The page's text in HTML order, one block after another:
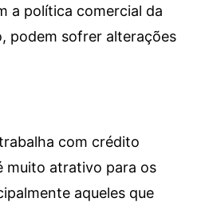
a política comercial da
podem sofrer alterações
com crédito
muito atrativo para os
aqueles que